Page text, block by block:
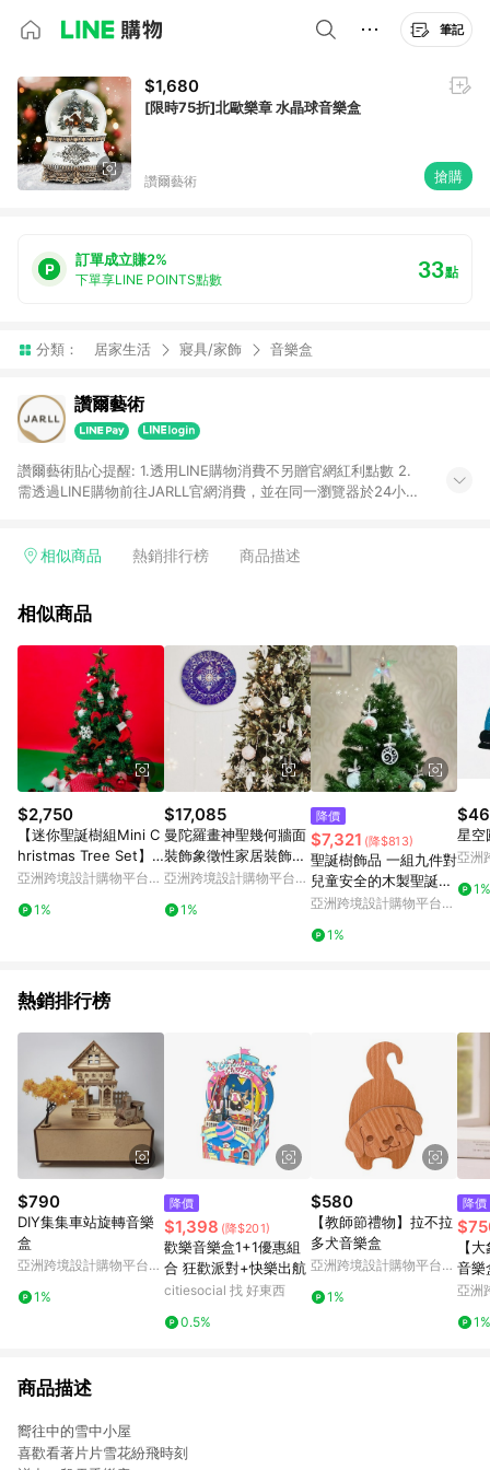
筆記
$1,680
[限時75折]北歐樂章 水晶球音樂盒
讚爾藝術 搶購
訂單成立賺2%
下單享LINE POINTS點數 33點
分類： 居家生活 寢具/家飾 音樂盒
讚爾藝術
讚爾藝術貼心提醒: 1.透用LINE購物消費不另贈官網紅利點數 2.
需透過LINE購物前往JARLL官網消費，並在同一瀏覽器於24小時
將由 LINE 平台陸續發送給符合資格之消費者。
相似商品 熱銷排行榜 商品描述
相似商品
$2,750
【迷你聖誕樹組Mini C
hristmas Tree Set】
快速出貨|聖誕擺飾|
亞洲跨境設計購物平台
1%
$17,085
曼陀羅畫神聖幾何牆面
裝飾象徵性家居裝飾冥
想藝術
亞洲跨境設計購物平台
1%
降價
$7,321 (降$813)
聖誕樹飾品 一組九件對
兒童安全的木製聖誕樹
裝飾品，帶有花朵
亞洲跨境設計購物平台
1%
星空
亞洲
1%
熱銷排行榜
$790
DIY集集車站旋轉音樂
盒
亞洲跨境設計購物平台
1%
降價
$1,398 (降$201)
歡樂音樂盒1+1優惠組
合 狂歡派對+快樂出航
citiesocial 找 好東西
0.5%
$580
【教師節禮物】拉不拉
多犬音樂盒
亞洲跨境設計購物平台
1%
降價
【
音樂
亞洲
1%
商品描述
嚮往中的雪中小屋
喜歡看著片片雪花紛飛時刻